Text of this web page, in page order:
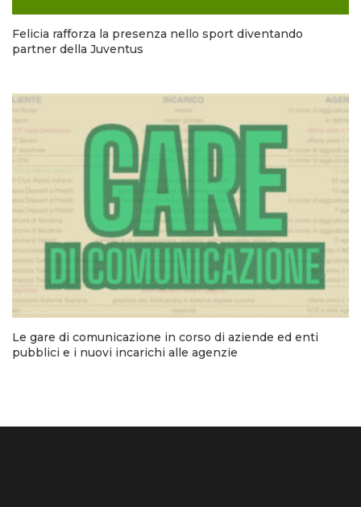
Felicia rafforza la presenza nello sport diventando
partner della Juventus
Le gare di comunicazione in corso di aziende ed enti
pubblici e i nuovi incarichi alle agenzie